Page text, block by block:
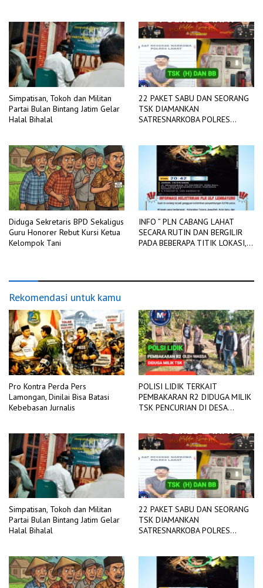
Simpatisan, Tokoh dan Militan
Partai Bulan Bintang Jatim Gelar
Halal Bihalal
22 PAKET SABU DAN SEORANG
TSK DIAMANKAN
SATRESNARKOBA POLRES
Diduga Sekretaris BPD Sekaligus
Guru Honorer Rebut Kursi Ketua
Kelompok Tani
INFO ” PLN CABANG LAHAT
SECARA RUTIN DAN BERGILIR
PADA BEBERAPA TITIK LOKASI,
Rekomendasi untuk kamu
Pro Kontra Perda Pers
Lamongan, Dinilai Bisa Batasi
Kebebasan Jurnalis
POLISI LIDIK TERKAIT
PEMBAKARAN R2 DIDUGA MILIK
TSK PENCURIAN DI DESA
Simpatisan, Tokoh dan Militan
Partai Bulan Bintang Jatim Gelar
Halal Bihalal
22 PAKET SABU DAN SEORANG
TSK DIAMANKAN
SATRESNARKOBA POLRES